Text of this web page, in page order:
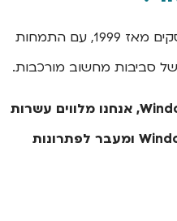
ERG מספקת שירותי מחשוב לעסקים מאז 1999, עם התמחות
סביבות מחשוב מורכבות.
לקראת סיום התמיכה ב-Windows 10, אנחנו מלווים עשרות
עסקים במעבר מסודר ל-Windows 11 ומעבר לפתרונות